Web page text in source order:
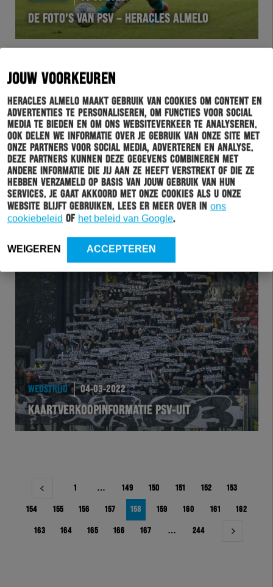
JOUW VOORKEUREN
Heracles Almelo maakt gebruik van cookies om content en
advertenties te personaliseren, om functies voor social
media te bieden en om ons websiteverkeer te analyseren.
Ook delen we informatie over je gebruik van onze site met
onze partners voor social media, adverteren en analyse.
Deze partners kunnen deze gegevens combineren met
andere informatie die jij aan ze heeft verstrekt of die ze
hebben verzameld op basis van jouw gebruik van hun
services. Je gaat akkoord met onze cookies als u onze
website blijft gebruiken. Lees er meer over in ons
cookiebeleid of het beleid van Google.
WEIGEREN ACCEPTEREN
DE FOTO’S VAN PSV – HERACLES ALMELO
WEDSTRIJD 06-03-2022
AANSLUITINGSTREFFER ARMENTEROS IJDELE
HOOP TEGEN TE STERK PSV
WEDSTRIJD 04-03-2022
KAARTVERKOOPINFORMATIE PSV-UIT
Berichtnavigatie
1 … 149 150 151 152 153
154 155 156 157 158 159 160 161 162
163 164 165 166 167 … 244